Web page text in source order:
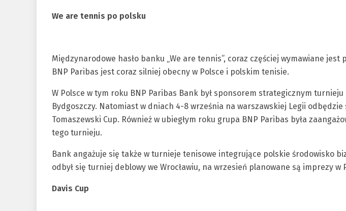
We are tennis po polsku
Międzynarodowe hasło banku „We are tennis”, coraz częściej wymawiane jest
BNP Paribas jest coraz silniej obecny w Polsce i polskim tenisie.
W Polsce w tym roku BNP Paribas Bank był sponsorem strategicznym turnieju
Bydgoszczy. Natomiast w dniach 4-8 września na warszawskiej Legii odbędzie
Tomaszewski Cup. Również w ubiegłym roku grupa BNP Paribas była
tego turnieju.
Bank angażuje się także w turnieje tenisowe integrujące polskie środowisko
odbył się turniej deblowy we Wrocławiu, na wrzesień planowane są imprezy w
Davis Cup